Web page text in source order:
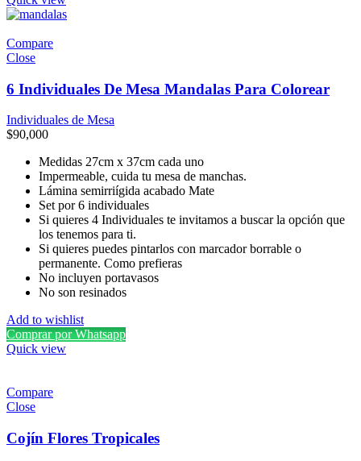
Compare
Close
6 Individuales De Mesa Mandalas Para Colorear
Individuales de Mesa
$90,000
Medidas 27cm x 37cm cada uno
Impermeable, cuida tu mesa de manchas.
Lámina semirriígida acabado Mate
Set por 6 individuales
Si quieres 4 Individuales te invitamos a buscar la opción que
los tenemos para ti.
Si quieres puedes pintarlos con marcador borrable o
permanente. Como prefieras
No incluyen portavasos
No son resinados
Add to wishlist
Comprar por Whatsapp
Quick view
Compare
Close
Cojín Flores Tropicales